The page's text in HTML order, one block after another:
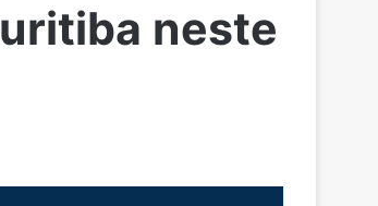
neste